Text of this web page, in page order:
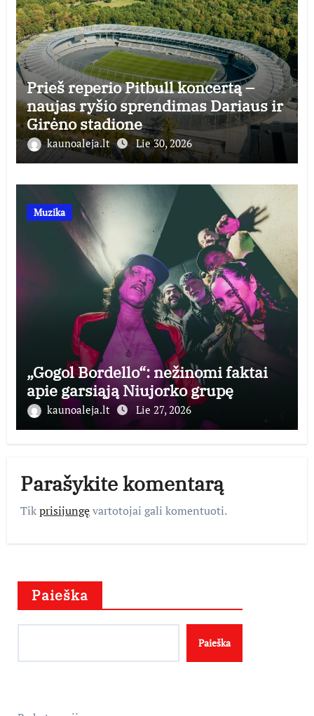
Prieš reperio Pitbull koncertą –
naujas ryšio sprendimas Dariaus ir
Girėno stadione
kaunoaleja.lt Lie 30, 2026
Muzika
„Gogol Bordello“: nežinomi faktai
apie garsiąją Niujorko grupę
kaunoaleja.lt Lie 27, 2026
Parašykite komentarą
Tikprisijungęvartotojai gali komentuoti.
Paieška
Paieška